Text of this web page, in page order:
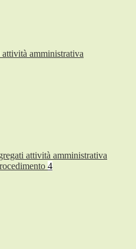
amministrativa
attività amministrativa
4